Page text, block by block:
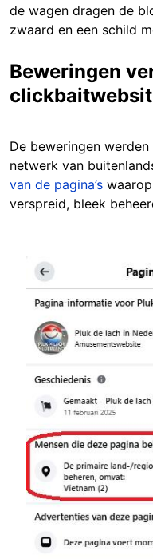
de wagen dragen de
zwaard en een schild
Beweringen
De beweringen
netwerk van
van de pagina’s
verspreid, bleek
Image